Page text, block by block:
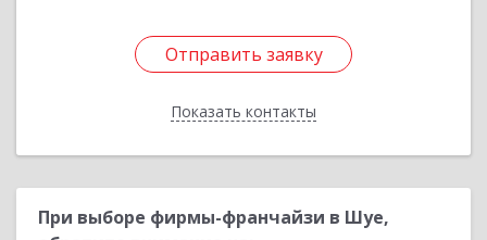
Отправить заявку
Показать контакты
Отправить заявку
Назад
При выборе фирмы-франчайзи в Шуе,